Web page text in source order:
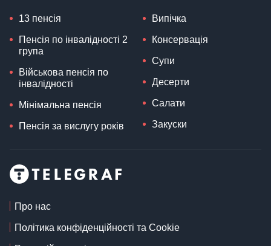
13 пенсія
Пенсія по інвалідності 2
група
Військова пенсія по
інвалідності
Мінімальна пенсія
Пенсія за вислугу років
Випічка
Консервація
Супи
Десерти
Салати
Закуски
Про нас
Політика конфіденційності та Cookie